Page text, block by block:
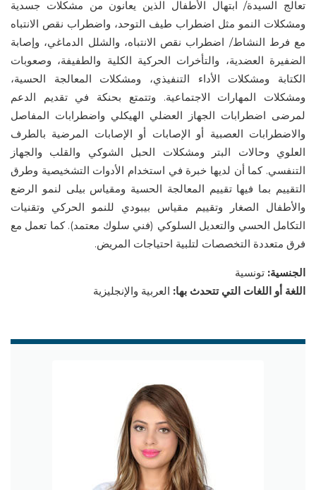
تعالج السيدة/ ابتهال الأطفال الذين يعانون من مشكلات جسدية
ومشكلات النمو مثل اضطراب طيف التوحد، واضطراب نقص الانتباه
مع فرط النشاط/ اضطراب نقص الانتباه، والشلل الدماغي، وإصابة
الضفيرة العضدية، والتأخرات الحركية الكلية والطفيفة، وصعوبات
الكتابة ومشكلات الأداء التنفيذي، ومشكلات المعالجة الحسية،
ومشكلات المهارات الاجتماعية. وتتمتع بحنكة في تقديم الدعم
لمرضى اضطرابات الجهاز العضلي الهيكلي واضطرابات المفاصل
والاضطرابات العصبية أو الإصابات أو الإصابات المرضية بالطرف
العلوي وحالات البتر ومشكلات الحبل الشوكي والقلب والجهاز
التنفسي. كما أن لديها خبرة في استخدام الأدوات التشخيصية وطرق
التقييم بما فيها تقييم المعالجة الحسية ومقياس بيلى لنمو الرضع
والأطفال الصغار وتقييم مقياس بيبودي للنمو الحركي وتقنيات
التكامل الحسي والتعديل السلوكي (فني سلوك معتمد). كما تعمل مع
فرق متعددة التخصصات لتلبية احتياجات المريض.
الجنسية: تونسية
اللغة أو اللغات التي تتحدث بها: العربية والإنجليزية